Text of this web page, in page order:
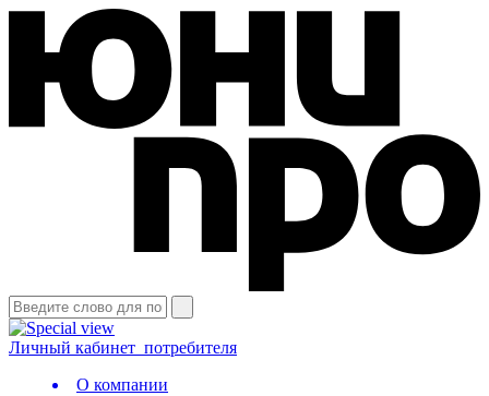
Личный кабинет потребителя
О компании